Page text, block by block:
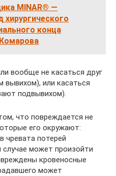
MINAR® —
конца
вообще не касаться друг
вывихом), или касаться
подвывихом).
что повреждается не
его окружают:
чревата потерей
случае может произойти
кровеносные
может